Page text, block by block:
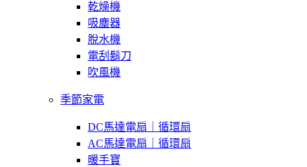
乾燥機
吸塵器
脫水機
電刮鬍刀
吹風機
季節家電
DC馬達電扇｜循環扇
AC馬達電扇｜循環扇
暖手寶